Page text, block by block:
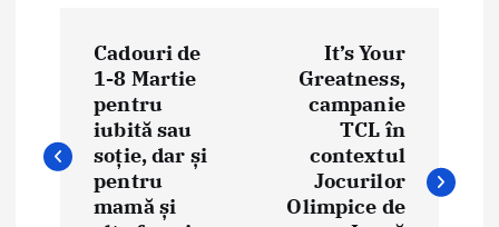
i
Cadouri de
1-8 Martie
pentru
iubită sau
soție, dar și
pentru
mamă și
It’s Your
Greatness,
campanie
TCL în
contextul
Jocurilor
Olimpice de